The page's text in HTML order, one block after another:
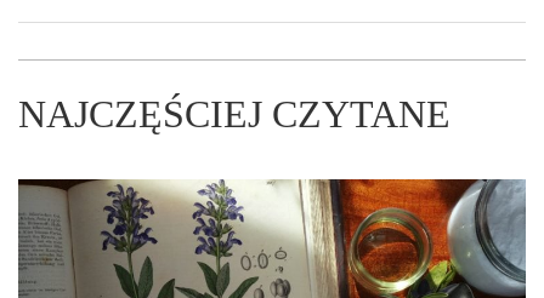
NAJCZĘŚCIEJ CZYTANE